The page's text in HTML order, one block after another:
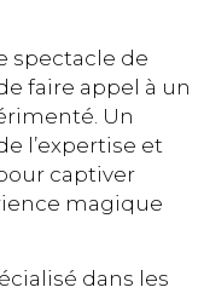
spectacle de
faire appel à un
Un
l’expertise et
captiver
magique
dans les